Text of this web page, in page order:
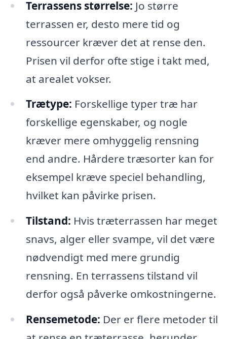
Terrassens størrelse: Jo større
terrassen er, desto mere tid og
ressourcer kræver det at rense den.
Prisen vil derfor ofte stige i takt med,
at arealet vokser.
Trætype: Forskellige typer træ har
forskellige egenskaber, og nogle
kræver mere omhyggelig rensning
end andre. Hårdere træsorter kan for
eksempel kræve speciel behandling,
hvilket kan påvirke prisen.
Tilstand: Hvis træterrassen har meget
snavs, alger eller svampe, vil det være
nødvendigt med mere grundig
rensning. En terrassens tilstand vil
derfor også påverke omkostningerne.
Rensemetode: Der er flere metoder til